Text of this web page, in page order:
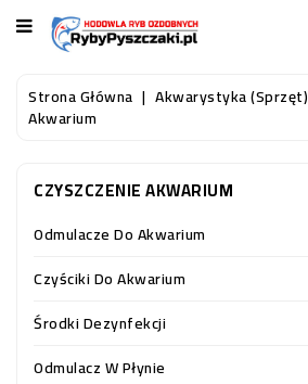
KATEGORIA
STRONA
GŁÓWNA
AKWARIOWE
RYBY
DO
OCZKA
WODNEGO
STAWU
Strona Główna Akwarystyka (sprzęt)
Akwarium
CZYSZCZENIE AKWARIUM
Odmulacze Do Akwarium
Czyściki Do Akwarium
Środki Dezynfekcji
Odmulacz W Płynie